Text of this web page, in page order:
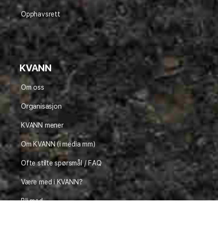
Opphavsrett
KVANN
Om oss
Organisasjon
KVANN mener
Om KVANN (i media mm)
Ofte stilte spørsmål / FAQ
Være med i KVANN?
Bli med